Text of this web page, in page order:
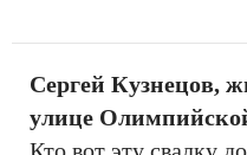
Сергей Кузнецов,
улице